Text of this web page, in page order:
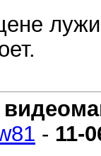
- 11-